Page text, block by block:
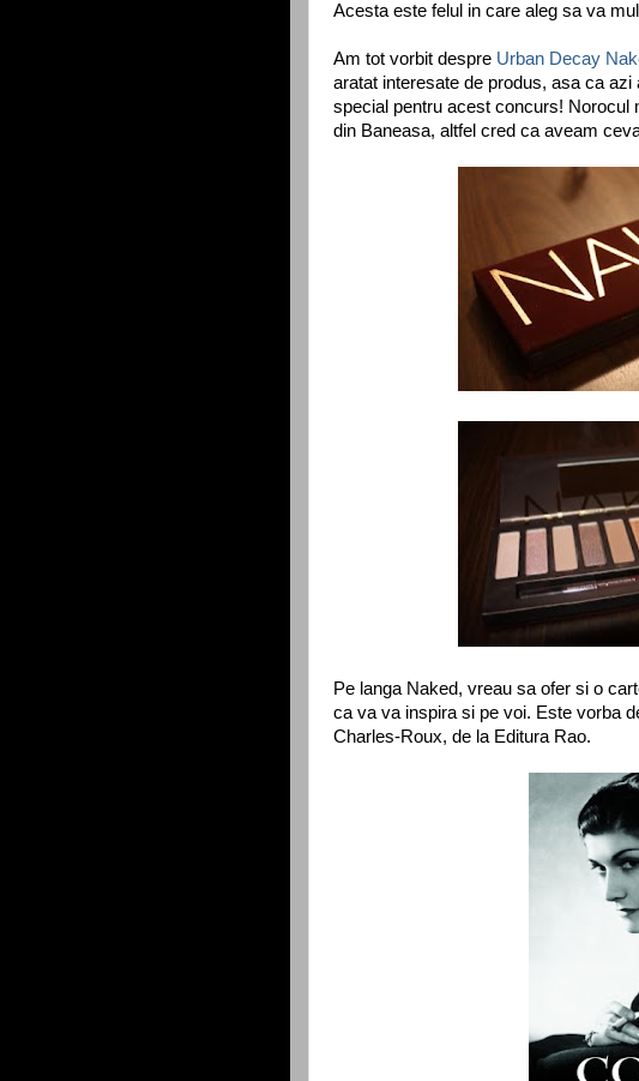
Acesta este felul in care aleg sa va
Am tot vorbit despre Urban Decay
aratat interesate de produs, asa ca
special pentru acest concurs! Norocul
din Baneasa, altfel cred ca aveam
Pe langa Naked, vreau sa ofer si o
ca va va inspira si pe voi. Este vorba
Charles-Roux, de la Editura Rao.